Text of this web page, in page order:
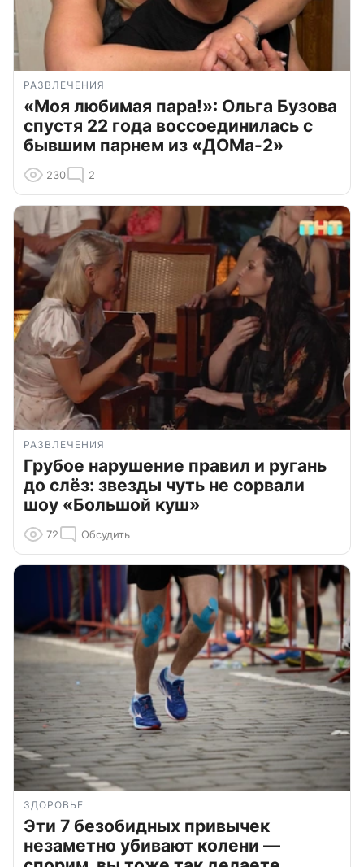
РАЗВЛЕЧЕНИЯ
«Моя любимая пара!»: Ольга Бузова
спустя 22 года воссоединилась с
бывшим парнем из «ДОМа-2»
230 2
РАЗВЛЕЧЕНИЯ
Грубое нарушение правил и ругань
до слёз: звезды чуть не сорвали
шоу «Большой куш»
72 Обсудить
ЗДОРОВЬЕ
Эти 7 безобидных привычек
незаметно убивают колени —